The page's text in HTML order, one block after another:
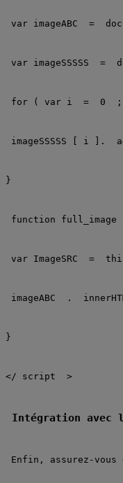
var imageABC =
var imageSSSSS =
for ( var i = 0 ;
imageSSSSS [ i ].
}
function full_image
var ImageSRC =
imageABC .
}
</ script >
Intégration avec
Enfin, assurez-